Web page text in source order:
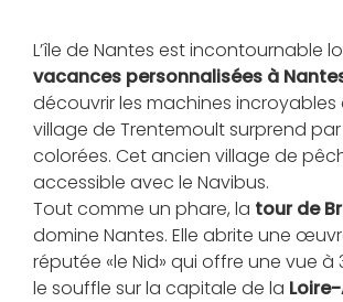
L’île de Nantes est incontournable
vacances personnalisées à
découvrir les machines incroyables
village de Trentemoult surprend
colorées. Cet ancien village de
accessible avec le Navibus.
Tout comme un phare, la tour de
domine Nantes. Elle abrite une
réputée «le Nid» qui offre une vue à
le souffle sur la capitale de la